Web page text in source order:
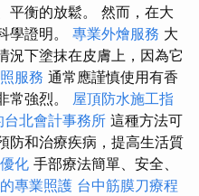
平衡的放鬆。 然而，在大
學證明。 專業外燴服務 大
況下塗抹在皮膚上，因為它
服務 通常應謹慎使用有香
常強烈。 屋頂防水施工指
台北會計事務所 這種方法可
防和治療疾病，提高生活質
化 手部療法簡單、安全、
專業照護 台中筋膜刀療程